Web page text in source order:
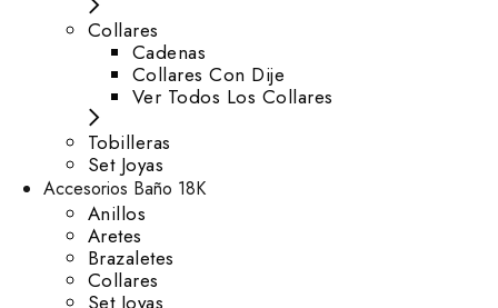
Collares
Cadenas
Collares Con Dije
Ver Todos Los Collares
Tobilleras
Set Joyas
Accesorios Baño 18K
Anillos
Aretes
Brazaletes
Collares
Set Joyas